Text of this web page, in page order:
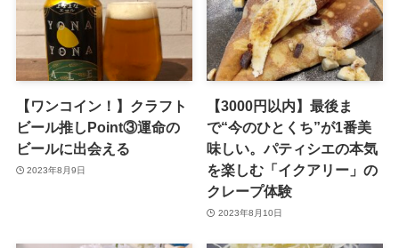
【ワンコイン！】クラフト
ビール推しPoint③運命の
ビールに出会える
2023年8月9日
【3000円以内】最後ま
で“今のひとくち”が1番美
味しい。パティシエの本気
を楽しむ「イクアリー」の
クレープ体験
2023年8月10日